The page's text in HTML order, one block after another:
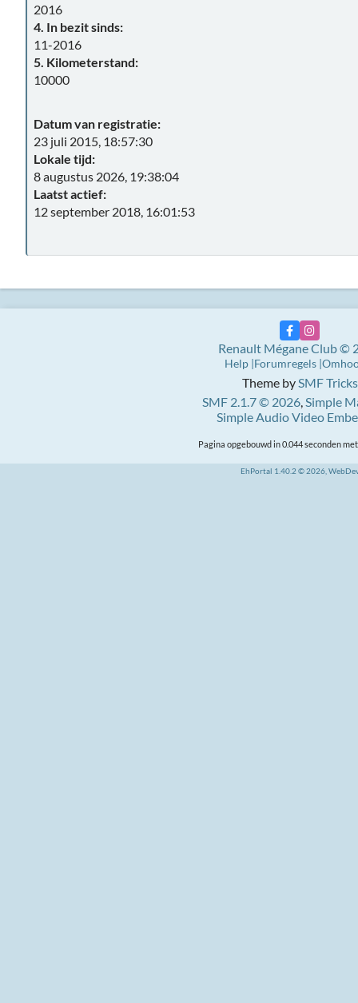
2016
4. In bezit sinds:
11-2016
5. Kilometerstand:
10000
Datum van registratie:
23 juli 2015, 18:57:30
Lokale tijd:
8 augustus 2026, 19:38:04
Laatst actief:
12 september 2018, 16:01:53
Theme bySMF Tricks
SMF 2.1.7 © 2026,Simple
Simple Audio Video
Renault Mégane Club ©
Help Forumregels
Pagina opgebouwd in 0.044 seconden
EhPortal 1.40.2 © 2026,